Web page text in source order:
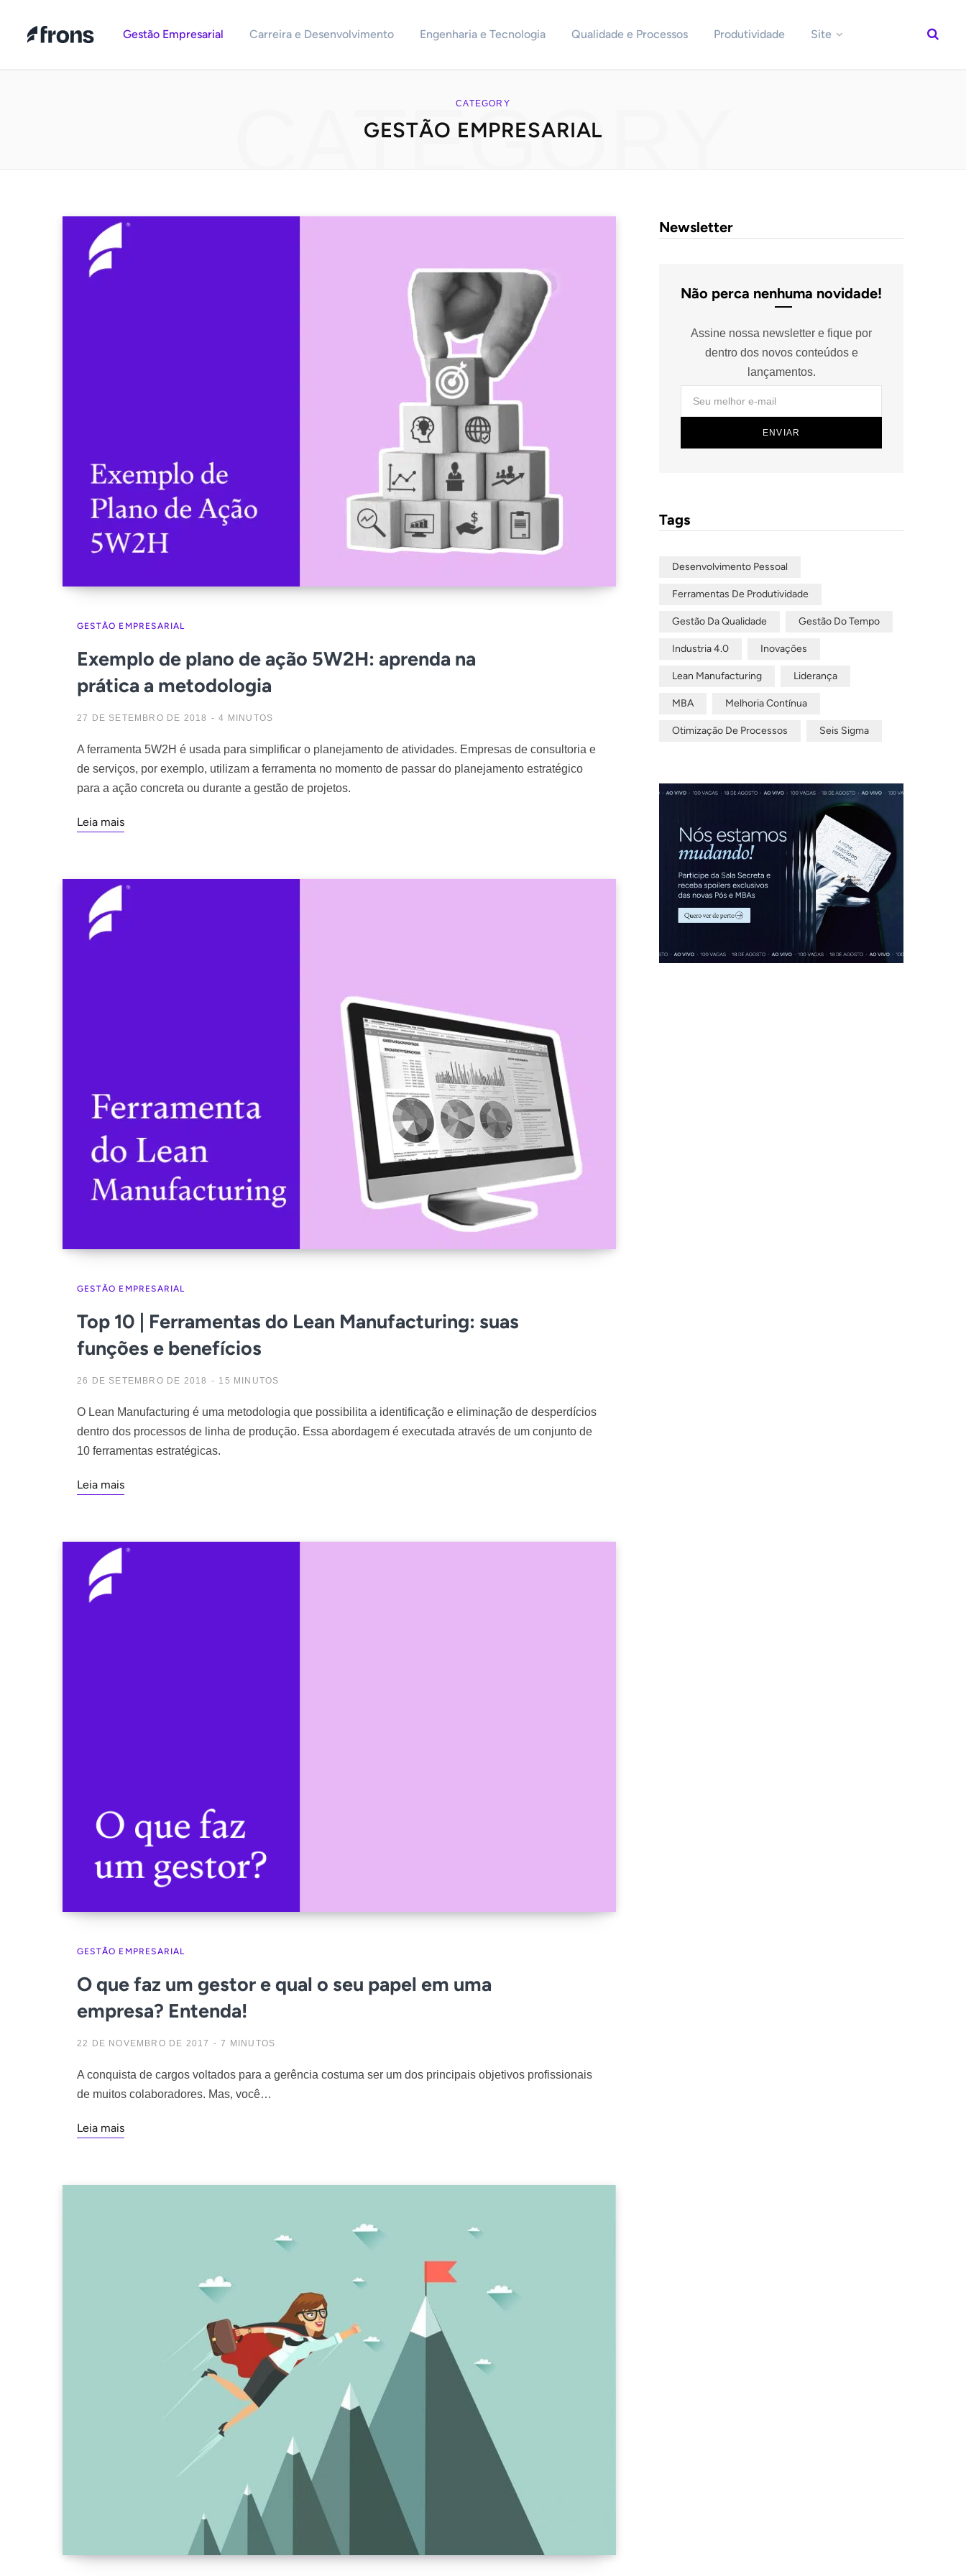
Gestão Empresarial Carreira e Desenvolvimento Engenharia e Tecnologia Qualidade e Processos Produtividade Site
CATEGORY
GESTÃO EMPRESARIAL
CATEGORY
GESTÃO EMPRESARIAL
Exemplo de plano de ação 5W2H: aprenda na
prática a metodologia
27 DE SETEMBRO DE 2018 4 MINUTOS
A ferramenta 5W2H é usada para simplificar o planejamento de atividades. Empresas de consultoria e
de serviços, por exemplo, utilizam a ferramenta no momento de passar do planejamento estratégico
para a ação concreta ou durante a gestão de projetos.
Leia mais
GESTÃO EMPRESARIAL
Top 10 | Ferramentas do Lean Manufacturing: suas
funções e benefícios
26 DE SETEMBRO DE 2018 15 MINUTOS
O Lean Manufacturing é uma metodologia que possibilita a identificação e eliminação de desperdícios
dentro dos processos de linha de produção. Essa abordagem é executada através de um conjunto de
10 ferramentas estratégicas.
Leia mais
GESTÃO EMPRESARIAL
O que faz um gestor e qual o seu papel em uma
empresa? Entenda!
22 DE NOVEMBRO DE 2017 7 MINUTOS
A conquista de cargos voltados para a gerência costuma ser um dos principais objetivos profissionais
de muitos colaboradores. Mas, você…
Leia mais
Newsletter
Não perca nenhuma novidade!
Assine nossa newsletter e fique por
dentro dos novos conteúdos e
lançamentos.
Tags
Desenvolvimento Pessoal
Ferramentas De Produtividade
Gestão Da Qualidade Gestão Do Tempo
Industria 4.0 Inovações
Lean Manufacturing Liderança
MBA Melhoria Contínua
Otimização De Processos Seis Sigma